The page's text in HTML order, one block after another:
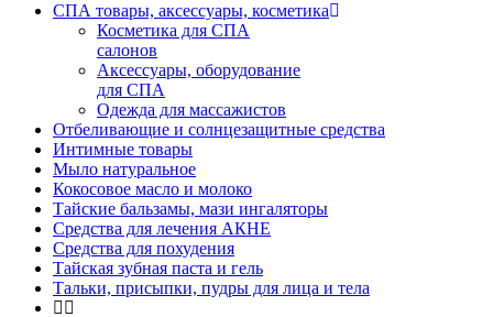
СПА товары, аксессуары, косметика
Косметика для СПА
салонов
Аксессуары, оборудование
для СПА
Одежда для массажистов
Отбеливающие и солнцезащитные средства
Интимные товары
Мыло натуральное
Кокосовое масло и молоко
Тайские бальзамы, мази ингаляторы
Средства для лечения АКНЕ
Средства для похудения
Тайская зубная паста и гель
Тальки, присыпки, пудры для лица и тела